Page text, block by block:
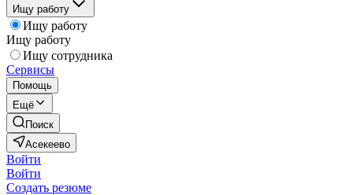
Ищу работу
Ищу работу
Ищу работу
Ищу сотрудника
Сервисы
Помощь
Ещё
Поиск
Асекеево
Войти
Войти
Создать резюме